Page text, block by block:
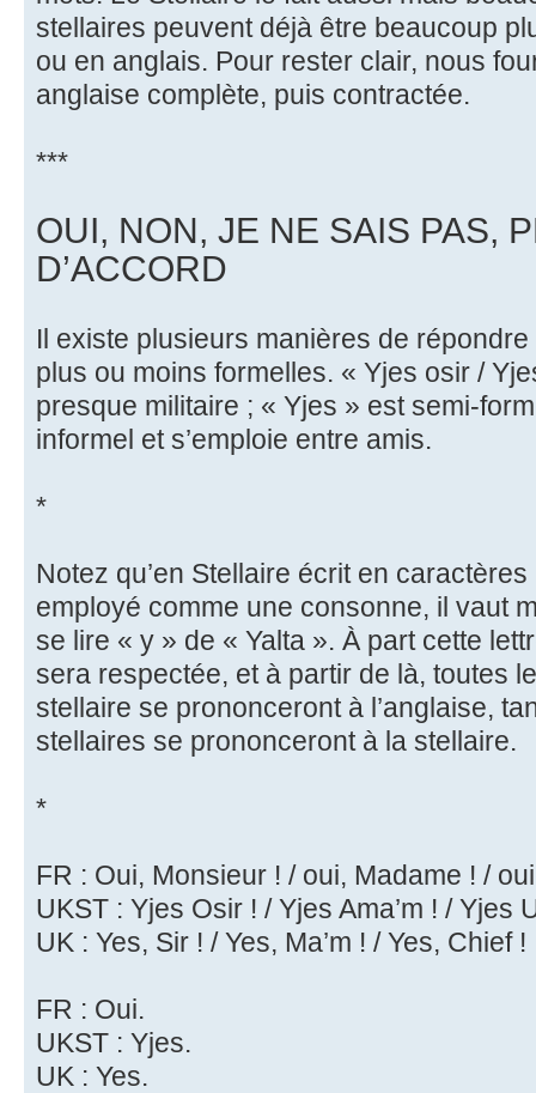
stellaires peuvent déjà être beaucoup
ou en anglais. Pour rester clair, nous
anglaise complète, puis contractée.
***
OUI, NON, JE NE SAIS PAS,
D’ACCORD
Il existe plusieurs manières de
plus ou moins formelles. « Yjes osir /
presque militaire ; « Yjes » est semi-
informel et s’emploie entre amis.
*
Notez qu’en Stellaire écrit en
employé comme une consonne, il vaut
se lire « y » de « Yalta ». À part cette
sera respectée, et à partir de là, toutes
stellaire se prononceront à l’anglaise,
stellaires se prononceront à la stellaire.
*
FR : Oui, Monsieur ! / oui, Madame ! /
UKST : Yjes Osir ! / Yjes Ama’m ! / Yjes
UK : Yes, Sir ! / Yes, Ma’m ! / Yes, Chief !
FR : Oui.
UKST : Yjes.
UK : Yes.